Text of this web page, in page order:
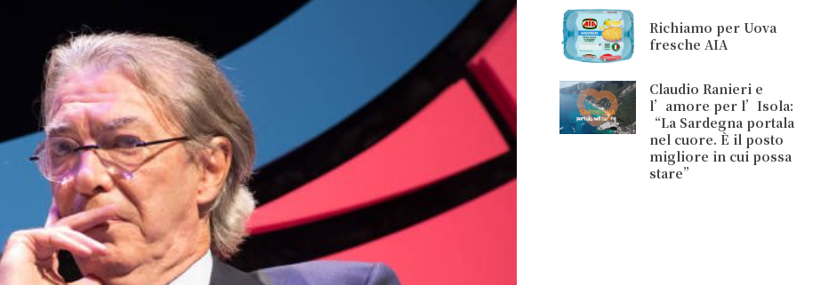
Richiamo per Uova
fresche AIA
Claudio Ranieri e
l’amore per l’Isola:
“La Sardegna portala
nel cuore. È il posto
migliore in cui possa
stare”